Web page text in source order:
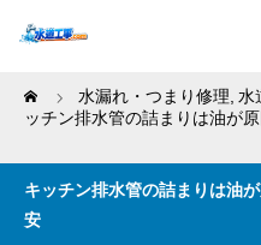
Home 水漏れ・つまり修理 水
ッチン排水管の詰まりは油が
キッチン排水管の詰まりは油
安